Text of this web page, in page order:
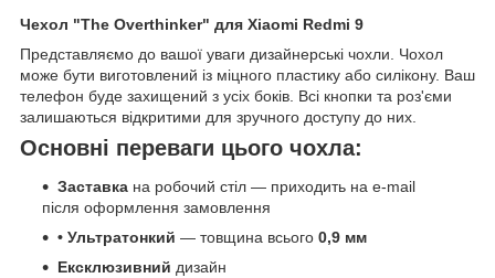
Чехол "The Overthinker" для Xiaomi Redmi 9
Представляємо до вашої уваги дизайнерські чохли. Чохол
може бути виготовлений із міцного пластику або силікону. Ваш
телефон буде захищений з усіх боків. Всі кнопки та роз'єми
залишаються відкритими для зручного доступу до них.
Основні переваги цього чохла:
Заставка на робочий стіл — приходить на e-mail
після оформлення замовлення
• Ультратонкий — товщина всього 0,9 мм
Ексклюзивний дизайн